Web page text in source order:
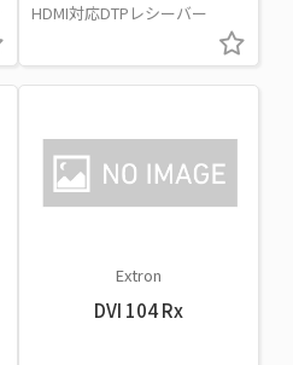
HDMI対応DTPレシーバー
Extron
DVI 104 Rx